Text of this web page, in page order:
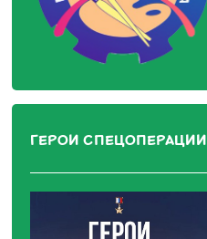
ГЕРОИ СПЕЦОПЕРАЦИИ